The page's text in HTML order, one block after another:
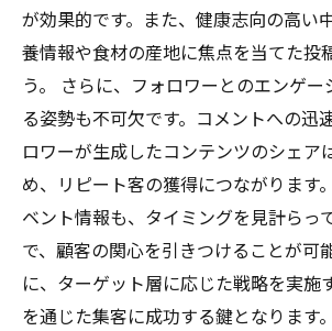
が効果的です。また、健康志向の高い
養情報や食材の産地に焦点を当てた投
う。 さらに、フォロワーとのエンゲ
る姿勢も不可欠です。コメントへの迅
ロワーが生成したコンテンツのシェア
め、リピート客の獲得につながります
ベント情報も、タイミングを見計らっ
で、顧客の関心を引きつけることが可
に、ターゲット層に応じた戦略を実施
を通じた集客に成功する鍵となります。